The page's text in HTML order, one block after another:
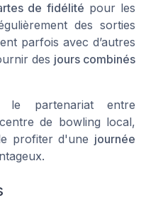
de fidélité pour les
des sorties
parfois avec d’autres
des jours combinés
le partenariat entre
de bowling local,
profiter d'une journée